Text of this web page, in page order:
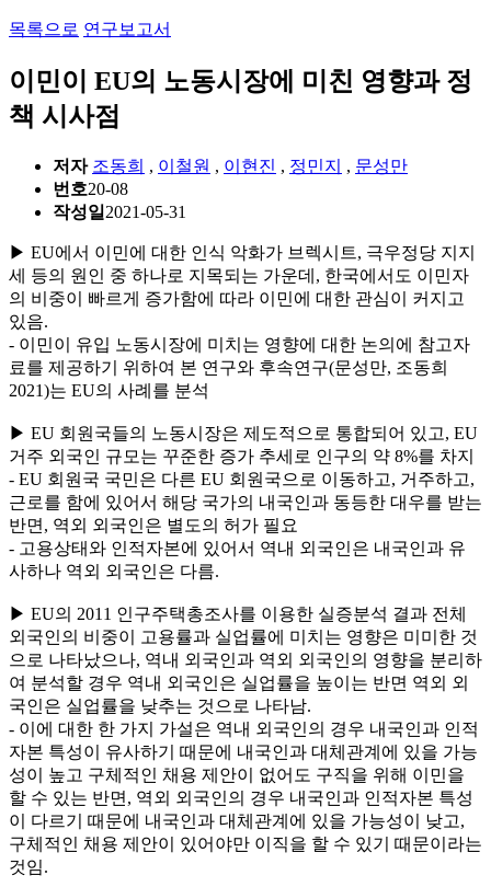
목록으로 연구보고서
이민이 EU의 노동시장에 미친 영향과 정
책 시사점
저자 조동희 , 이철원 , 이현진 , 정민지 , 문성만
번호20-08
작성일 2021-05-31
▶ EU에서 이민에 대한 인식 악화가 브렉시트, 극우정당 지지
세 등의 원인 중 하나로 지목되는 가운데, 한국에서도 이민자
의 비중이 빠르게 증가함에 따라 이민에 대한 관심이 커지고
있음.
- 이민이 유입 노동시장에 미치는 영향에 대한 논의에 참고자
료를 제공하기 위하여 본 연구와 후속연구(문성만, 조동희
2021)는 EU의 사례를 분석
▶ EU 회원국들의 노동시장은 제도적으로 통합되어 있고, EU
거주 외국인 규모는 꾸준한 증가 추세로 인구의 약 8%를 차지
- EU 회원국 국민은 다른 EU 회원국으로 이동하고, 거주하고,
근로를 함에 있어서 해당 국가의 내국인과 동등한 대우를 받는
반면, 역외 외국인은 별도의 허가 필요
- 고용상태와 인적자본에 있어서 역내 외국인은 내국인과 유
사하나 역외 외국인은 다름.
▶ EU의 2011 인구주택총조사를 이용한 실증분석 결과 전체
외국인의 비중이 고용률과 실업률에 미치는 영향은 미미한 것
으로 나타났으나, 역내 외국인과 역외 외국인의 영향을 분리하
여 분석할 경우 역내 외국인은 실업률을 높이는 반면 역외 외
국인은 실업률을 낮추는 것으로 나타남.
- 이에 대한 한 가지 가설은 역내 외국인의 경우 내국인과 인적
자본 특성이 유사하기 때문에 내국인과 대체관계에 있을 가능
성이 높고 구체적인 채용 제안이 없어도 구직을 위해 이민을
할 수 있는 반면, 역외 외국인의 경우 내국인과 인적자본 특성
이 다르기 때문에 내국인과 대체관계에 있을 가능성이 낮고,
구체적인 채용 제안이 있어야만 이직을 할 수 있기 때문이라는
것임.